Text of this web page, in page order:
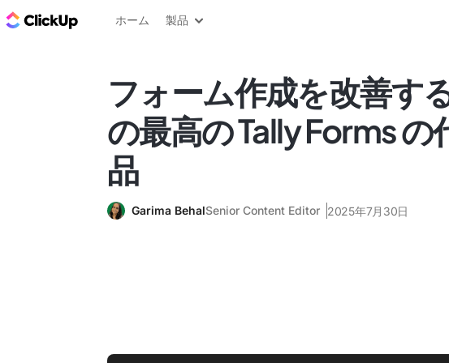
ClickUp ブログ
ホーム 製品
フォーム作成を改善す
の最高の Tally Forms の
品
Garima BehalSenior Content Editor 2025年7月30日